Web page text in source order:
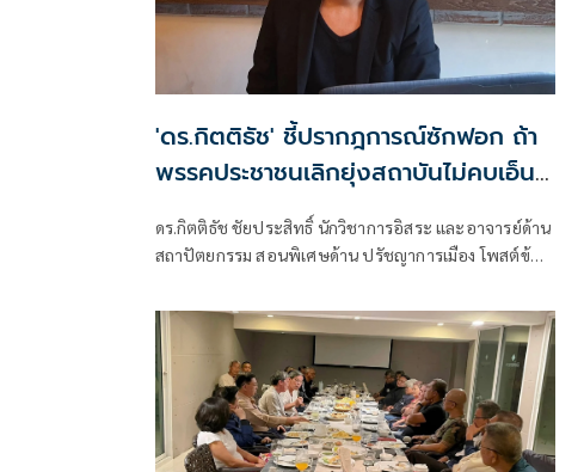
'ดร.กิตติธัช' ชี้ปรากฎการณ์ซักฟอก ถ้า
พรรคประชาชนเลิกยุ่งสถาบันไม่คบเอ็นจี
โอ ทำให้เหลือง สลิ่ม กปปส.กลายเป็นส้ม
ดร.กิตติธัช ชัยประสิทธิ์ นักวิชาการอิสระ และอาจารย์ด้าน
สถาปัตยกรรม สอนพิเศษด้าน ปรัชญาการเมือง โพสต์ข้อ